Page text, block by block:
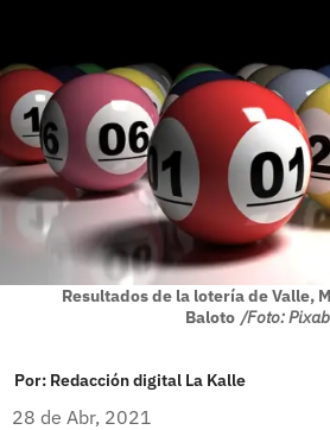
Resultados de la lotería de Valle,
Baloto /Foto:
Por: Redacción digital La Kalle
28 de Abr, 2021